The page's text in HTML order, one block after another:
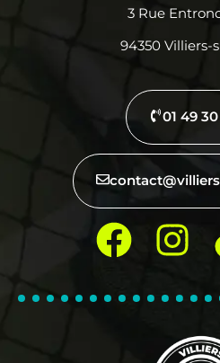
3 Rue
94350 Villiers-
01 49 30